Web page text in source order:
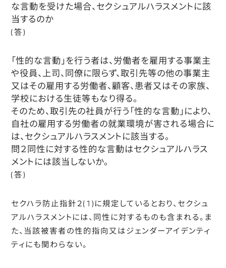
な言動を受けた場合、セクシュアルハラスメントに該
当するのか
(答)
「性的な言動」を行う者は、労働者を雇用する事業主
や役員、上司、同僚に限らず、取引先等の他の事業主
又はその雇用する労働者、顧客、患者又はその家族、
学校における生徒等もなり得る。
そのため、取引先の社員が行う「性的な言動」により、
自社の雇用する労働者の就業環境が害される場合に
は、セクシュアルハラスメントに該当する。
問２同性に対する性的な言動はセクシュアルハラス
メントには該当しないか。
(答)
セクハラ防止指針２(1)に規定しているとおり、セクシュ
アルハラスメントには、同性に対するものも含まれる。ま
た、当該被害者の性的指向又はジェンダーアイデンティ
ティにも関わらない。